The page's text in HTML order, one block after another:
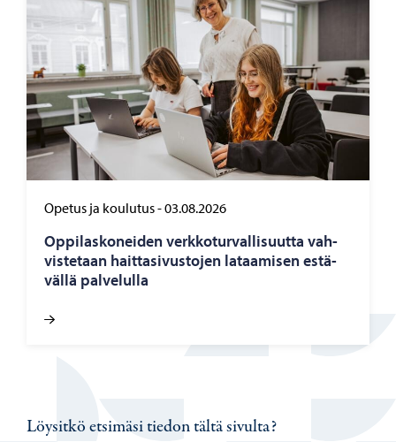
Opetus ja koulutus-03.08.2026
Op­pi­las­ko­nei­den verk­ko­tur­val­li­suut­ta vah­
vis­te­taan hait­ta­si­vus­to­jen la­taa­mi­sen es­tä­
väl­lä pal­ve­lul­la
Löysitkö etsimäsi tiedon tältä sivulta?